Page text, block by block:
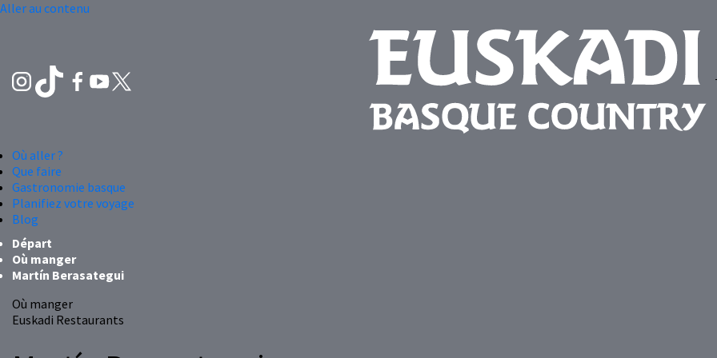
Aller au contenu
Où aller ?
Que faire
Gastronomie basque
Planifiez votre voyage
Blog
Départ
Où manger
Martín Berasategui
Où manger
Euskadi Restaurants